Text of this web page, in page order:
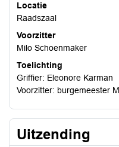
Locatie
Raadszaal
Voorzitter
Milo Schoenmaker
Toelichting
Griffier: Eleonore Karman
Voorzitter: burgemeester
Uitzending